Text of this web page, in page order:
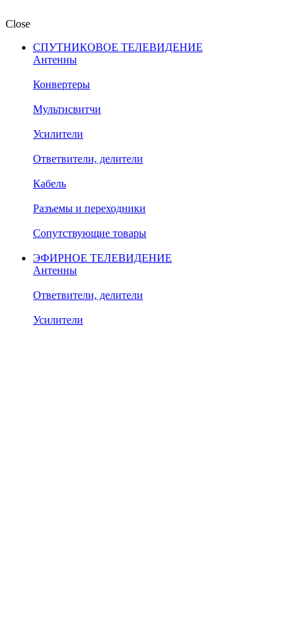
Close
СПУТНИКОВОЕ ТЕЛЕВИДЕНИЕ
Антенны
Конвертеры
Мультисвитчи
Усилители
Ответвители, делители
Кабель
Разъемы и переходники
Сопутствующие товары
ЭФИРНОЕ ТЕЛЕВИДЕНИЕ
Антенны
Ответвители, делители
Усилители